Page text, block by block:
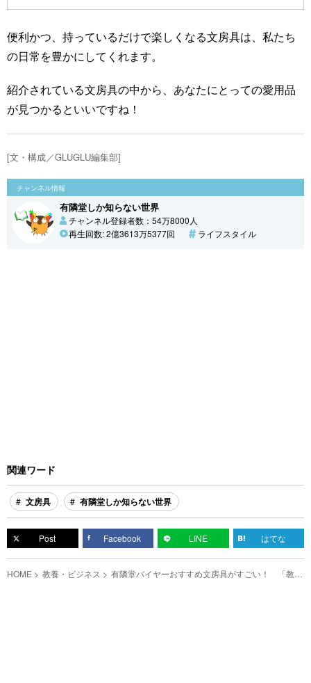
便利かつ、持っているだけで楽しくなる文房具は、私たち
の日常を豊かにしてくれます。
紹介されている文房具の中から、あなたにとっての愛用品
が見つかるといいですね！
[文・構成／GLUGLU編集部]
チャンネル情報
有隣堂しか知らない世界
チャンネル登録者数：54万8000人
再生回数: 2億3613万5377回
ライフスタイル
関連ワード
文房具 有隣堂しか知らない世界
Post Facebook LINE はてな
HOME 教養・ビジネス 有隣堂バイヤーおすすめ文房具がすごい！ 「教え
てくれたことに最大級の感謝」